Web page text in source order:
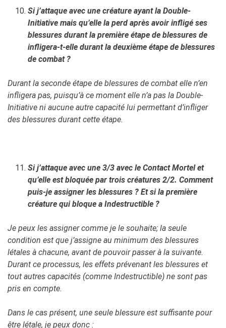
Si j’attaque avec une créature ayant la Double-
Initiative mais qu’elle la perd après avoir infligé ses
blessures durant la première étape de blessures de
infligera-t-elle durant la deuxième étape de blessures
de combat ?
Durant la seconde étape de blessures de combat elle n’en
infligera pas, puisqu’à ce moment elle n’a pas la Double-
Initiative ni aucune autre capacité lui permettant d’infliger
des blessures durant cette étape.
Si j’attaque avec une 3/3 avec le Contact Mortel et
qu’elle est bloquée par trois créatures 2/2. Comment
puis-je assigner les blessures ? Et si la première
créature qui bloque a Indestructible ?
Je peux les assigner comme je le souhaite; la seule
condition est que j’assigne au minimum des blessures
létales à chacune, avant de pouvoir passer à la suivante.
Durant ce processus, les effets prévenant les blessures et
tout autres capacités (comme Indestructible) ne sont pas
pris en compte.
Dans le cas présent, une seule blessure est suffisante pour
être létale, je peux donc :